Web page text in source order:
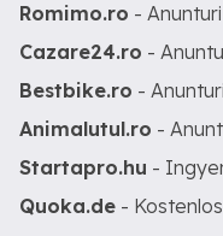
Romimo.ro -
Cazare24.ro -
Bestbike.ro -
Animalutul.ro -
Startapro.hu -
Quoka.de -